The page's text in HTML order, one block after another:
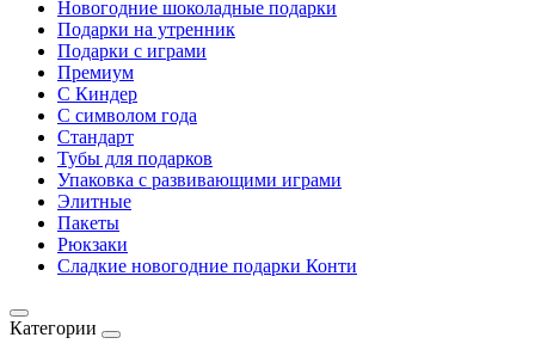
Новогодние шоколадные подарки
Подарки на утренник
Подарки с играми
Премиум
С Киндер
С символом года
Стандарт
Тубы для подарков
Упаковка с развивающими играми
Элитные
Пакеты
Рюкзаки
Сладкие новогодние подарки Конти
Категории